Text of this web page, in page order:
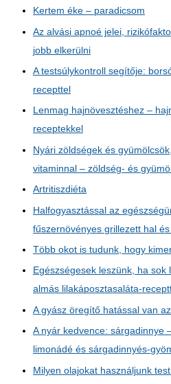
Kertem éke – paradicsom
Az alvási apnoé jelei,
jobb elkerülni
A testsúlykontroll segítője:
recepttel
Lenmag hajnövesztéshez –
receptekkel
Nyári zöldségek és
vitaminnal – zöldség- és
Artritiszdiéta
Halfogyasztással az
fűszernövényes grillezett hal
Több okot is tudunk, hogy
Egészségesek leszünk, ha
almás lilakáposztasaláta-
A gyász öregítő hatással van
A nyár kedvence: sárgadinnye
limonádé és sárgadinnyés-
Milyen olajokat használjunk